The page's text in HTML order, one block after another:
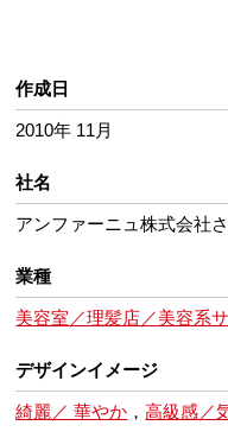
作成日
2010年 11月
社名
アンファーニュ株式会社
業種
美容室／理髪店／美容系
デザインイメージ
綺麗／ 華やか ，高級感／